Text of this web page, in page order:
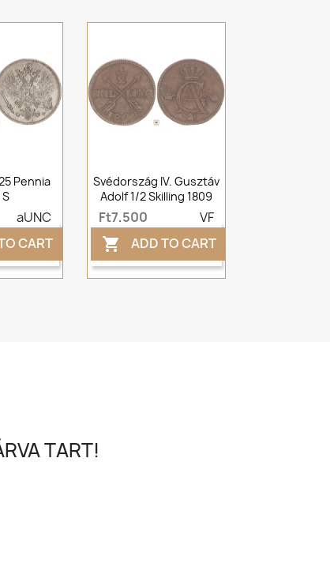
Pennia
S
aUNC
CART
Svédország IV. Gusztáv
Adolf 1/2 Skilling 1809
Ft7,500 VF
 ADD TO CART
TART!